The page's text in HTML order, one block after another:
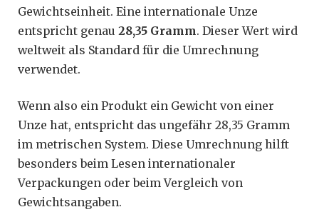
Gewichtseinheit. Eine internationale Unze
entspricht genau 28,35 Gramm. Dieser Wert wird
weltweit als Standard für die Umrechnung
verwendet.
Wenn also ein Produkt ein Gewicht von einer
Unze hat, entspricht das ungefähr 28,35 Gramm
im metrischen System. Diese Umrechnung hilft
besonders beim Lesen internationaler
Verpackungen oder beim Vergleich von
Gewichtsangaben.